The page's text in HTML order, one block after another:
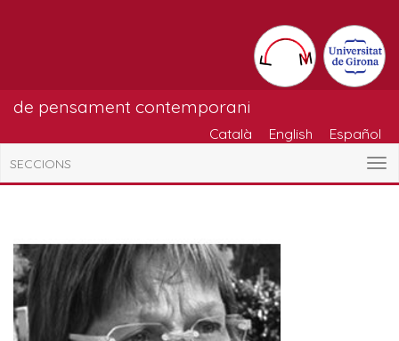
de pensament contemporani
Català English Español
SECCIONS